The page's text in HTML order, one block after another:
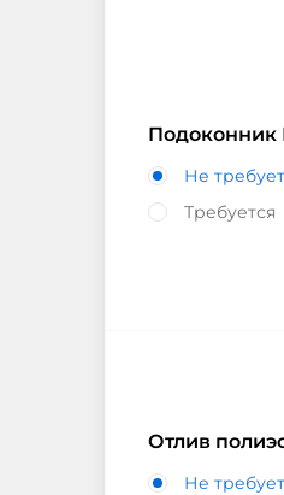
Подоконник
Не
Требуется
Отлив
Не